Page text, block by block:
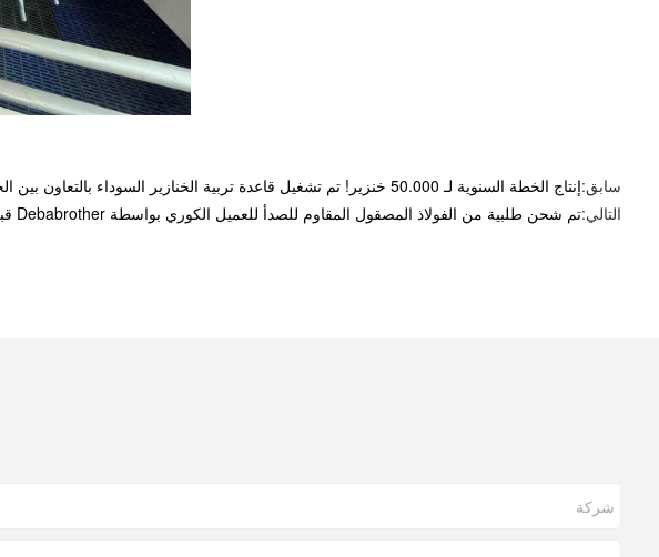
سابق:إنتاج الخطة السنوية لـ 50.000 خنزير! تم تشغيل قاعدة تربية الخنازير السوداء بالتعاون بين الحكومة والمؤسسات رسميًا.
التالي:تم شحن طلبية من الفولاذ المصقول المقاوم للصدأ للعميل الكوري بواسطة Debabrother قبل عيد الربيع